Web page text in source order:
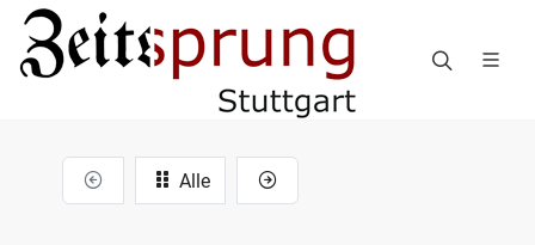
Alle